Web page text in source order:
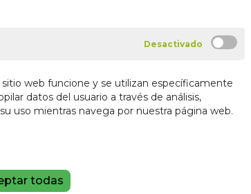
web funcione y se utilizan específicamente
datos del usuario a través de análisis,
uso mientras navega por nuestra página web.
todas
10,00 €
Añadir a la cesta